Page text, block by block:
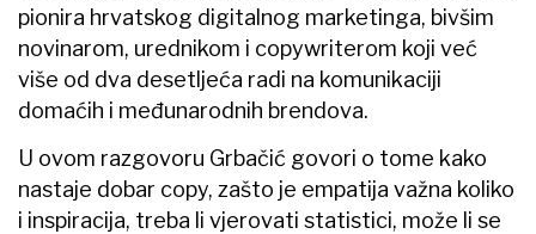
pionira hrvatskog digitalnog marketinga, bivšim
novinarom, urednikom i copywriterom koji već
više od dva desetljeća radi na komunikaciji
domaćih i međunarodnih brendova.
U ovom razgovoru Grbačić govori o tome kako
nastaje dobar copy, zašto je empatija važna koliko
i inspiracija, treba li vjerovati statistici, može li se